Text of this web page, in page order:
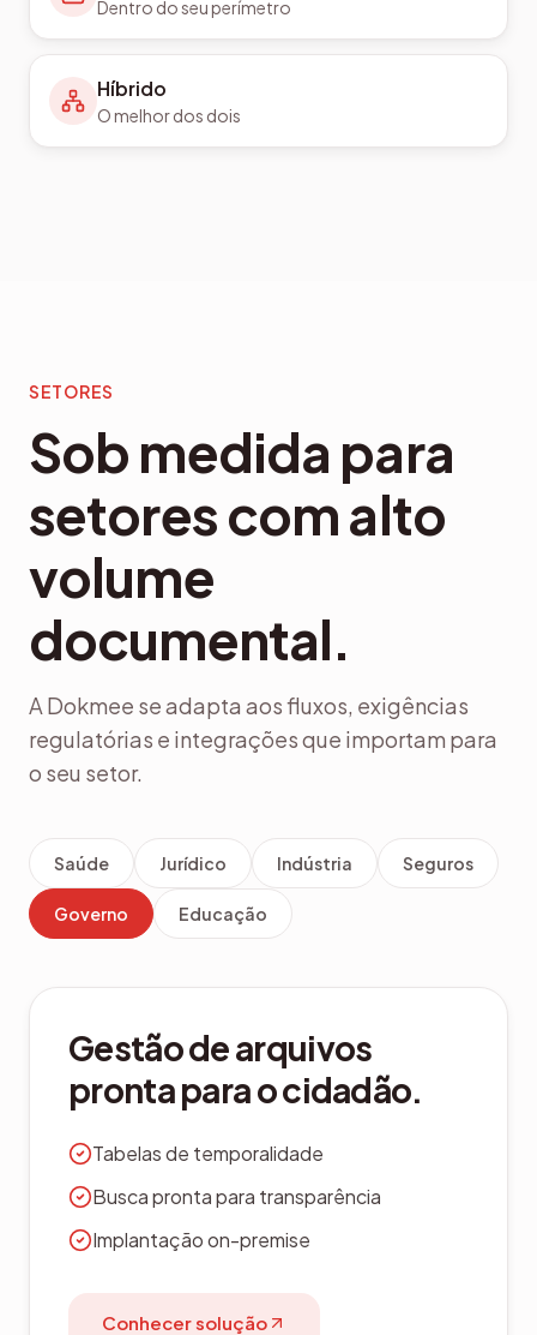
Dentro do seu perímetro
Híbrido
O melhor dos dois
SETORES
Sob medida para
setores com alto
volume
documental.
A Dokmee se adapta aos fluxos, exigências
regulatórias e integrações que importam para
o seu setor.
Saúde Jurídico Indústria Seguros
Governo Educação
Gestão de arquivos
pronta para o cidadão.
Tabelas de temporalidade
Busca pronta para transparência
Implantação on-premise
Conhecer solução